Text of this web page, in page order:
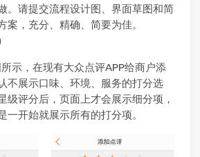
。请提交流程设计图、界面草图和简
案，充分、精确、简要为佳。
示，在现有大众点评APP给商户添
不展示口味、环境、服务的打分选
级评分后，页面上才会展示细分项，
一开始就展示所有的打分项。